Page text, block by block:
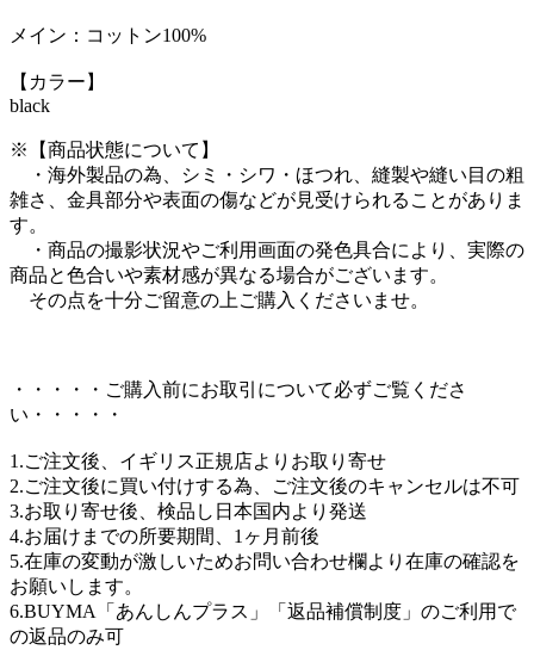
メイン：コットン100%
【カラー】
black
※【商品状態について】
・海外製品の為、シミ・シワ・ほつれ、縫製や縫い目の粗
雑さ、金具部分や表面の傷などが見受けられることがありま
す。
・商品の撮影状況やご利用画面の発色具合により、実際の
商品と色合いや素材感が異なる場合がございます。
その点を十分ご留意の上ご購入くださいませ。
・・・・・ご購入前にお取引について必ずご覧くださ
い・・・・・
1.ご注文後、イギリス正規店よりお取り寄せ
2.ご注文後に買い付けする為、ご注文後のキャンセルは不可
3.お取り寄せ後、検品し日本国内より発送
4.お届けまでの所要期間、1ヶ月前後
5.在庫の変動が激しいためお問い合わせ欄より在庫の確認を
お願いします。
6.BUYMA「あんしんプラス」「返品補償制度」のご利用で
の返品のみ可